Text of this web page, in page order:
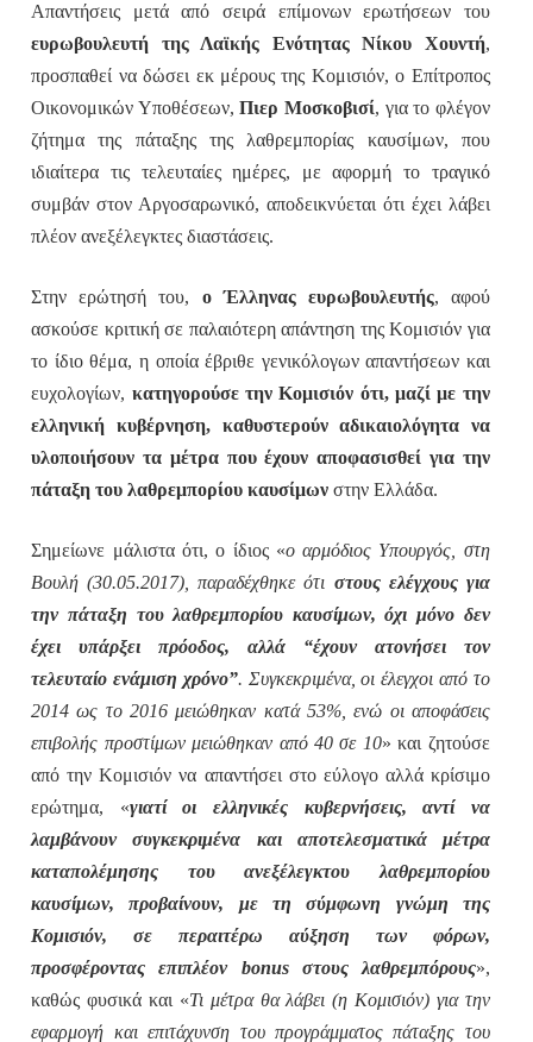
Απαντήσεις μετά από σειρά επίμονων ερωτήσεων του
ευρωβουλευτή της Λαϊκής Ενότητας Νίκου Χουντή,
προσπαθεί να δώσει εκ μέρους της Κομισιόν, ο Επίτροπος
Οικονομικών Υποθέσεων,Πιερ Μοσκοβισί, για το φλέγον
ζήτημα της πάταξης της λαθρεμπορίας καυσίμων, που
ιδιαίτερα τις τελευταίες ημέρες, με αφορμή το τραγικό
συμβάν στον Αργοσαρωνικό, αποδεικνύεται ότι έχει λάβει
πλέον ανεξέλεγκτες διαστάσεις.
Στην ερώτησή του, ο Έλληνας ευρωβουλευτής, αφού
ασκούσε κριτική σε παλαιότερη απάντηση της Κομισιόν για
το ίδιο θέμα, η οποία έβριθε γενικόλογων απαντήσεων και
ευχολογίων, κατηγορούσε την Κομισιόν ότι, μαζί με την
ελληνική κυβέρνηση, καθυστερούν αδικαιολόγητα να
υλοποιήσουν τα μέτρα που έχουν αποφασισθεί για την
πάταξη του λαθρεμπορίου καυσίμων στην Ελλάδα.
Σημείωνε μάλιστα ότι, ο ίδιος «ο αρμόδιος Υπουργός, στη
Βουλή (30.05.2017), παραδέχθηκε ότι στους ελέγχους για
την πάταξη του λαθρεμπορίου καυσίμων, όχι μόνο δεν
έχει υπάρξει πρόοδος, αλλά “έχουν ατονήσει τον
τελευταίο ενάμιση χρόνο”. Συγκεκριμένα, οι έλεγχοι από το
2014 ως το 2016 μειώθηκαν κατά 53%, ενώ οι αποφάσεις
επιβολής προστίμων μειώθηκαν από 40 σε 10» και ζητούσε
από την Κομισιόν να απαντήσει στο εύλογο αλλά κρίσιμο
ερώτημα, «γιατί οι ελληνικές κυβερνήσεις, αντί να
λαμβάνουν συγκεκριμένα και αποτελεσματικά μέτρα
καταπολέμησης του ανεξέλεγκτου λαθρεμπορίου
καυσίμων, προβαίνουν, με τη σύμφωνη γνώμη της
Κομισιόν, σε περαιτέρω αύξηση των φόρων,
προσφέροντας επιπλέον bonus στους λαθρεμπόρους»,
καθώς φυσικά και «Τι μέτρα θα λάβει (η Κομισιόν) για την
εφαρμογή και επιτάχυνση του προγράμματος πάταξης του